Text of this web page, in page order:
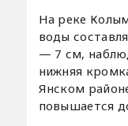
На реке
воды
— 7 см,
нижняя
Янском
повышается